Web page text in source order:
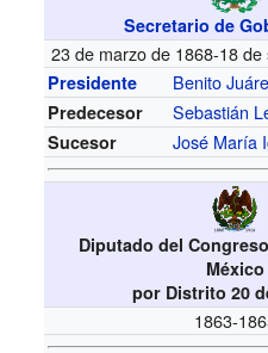
Secretario de
23 de marzo de 1868-18
Presidente Benito
Predecesor Sebastián
Sucesor José María
Diputado del
México
por Distrito 20
1863-